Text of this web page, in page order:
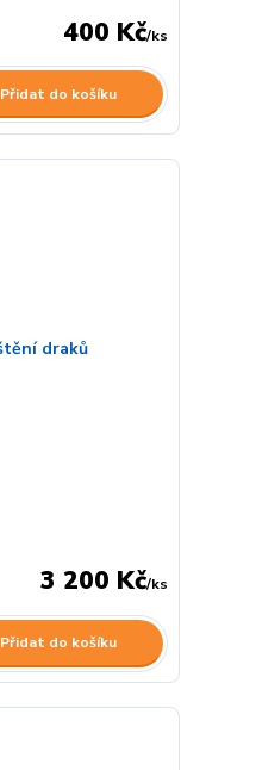
400 Kč/ks
Přidat do košíku
3 200 Kč/ks
Přidat do košíku